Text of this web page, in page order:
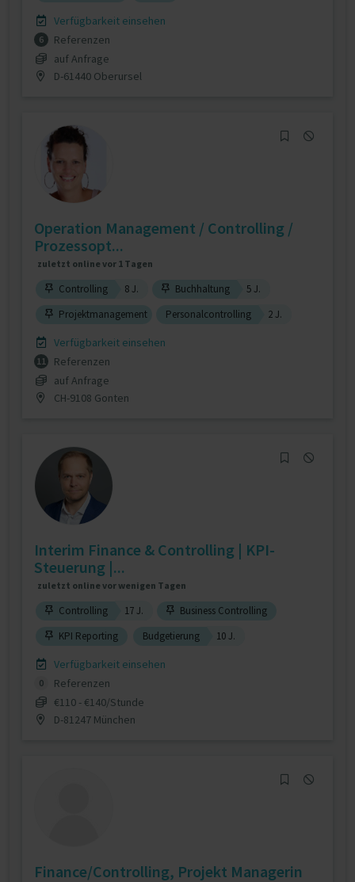
Verfügbarkeit einsehen
6
Referenzen
auf Anfrage
D-61440 Oberursel
Operation Management / Controlling /
Prozessopt...
zuletzt online vor 1 Tagen
Controlling 8 J. Buchhaltung
5 J.
Projektmanagement
Personalcontrolling 2 J.
Verfügbarkeit einsehen
11
Referenzen
auf Anfrage
CH-9108 Gonten
Interim Finance & Controlling | KPI-
Steuerung |...
zuletzt online vor wenigen Tagen
Controlling 17 J.
Business Controlling
KPI Reporting
Budgetierung 10 J.
Verfügbarkeit einsehen
0
Referenzen
€110 - €140/Stunde
D-81247 München
Finance/Controlling, Projekt Managerin